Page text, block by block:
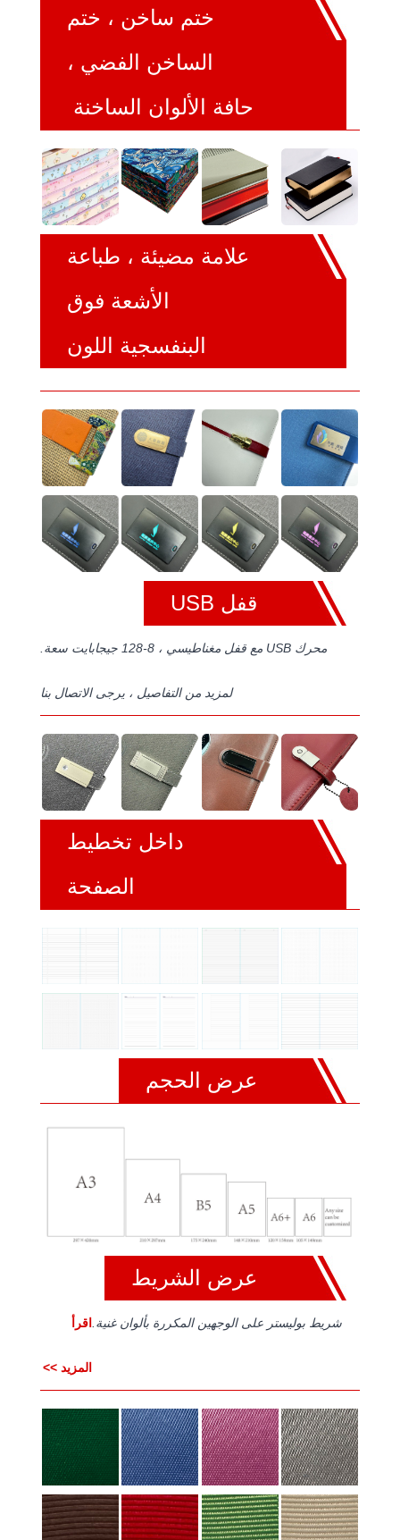
ختم ساخن ، ختم
الساخن الفضي ،
حافة الألوان الساخنة
علامة مضيئة ، طباعة
الأشعة فوق
البنفسجية اللون
قفل USB
محرك USB مع قفل مغناطيسي ، 8-128 جيجابايت سعة.
لمزيد من التفاصيل ، يرجى الاتصال بنا
داخل تخطيط
الصفحة
عرض الحجم
عرض الشريط
شريط بوليستر على الوجهين المكررة بألوان غنية. اقرأ
المزيد >>